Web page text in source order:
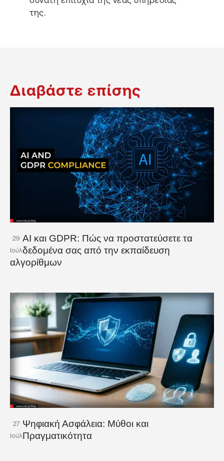
της.
Διαβάστε επίσης
29
Ιούλ
AI και GDPR: Πώς να προστατεύσετε τα
δεδομένα σας από την εκπαίδευση
αλγορίθμων
27
Ιούλ
Ψηφιακή Ασφάλεια: Μύθοι και
Πραγματικότητα